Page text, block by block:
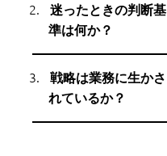
2.
迷ったときの判断基
準は何か？
3.
戦略は業務に生かさ
れているか？